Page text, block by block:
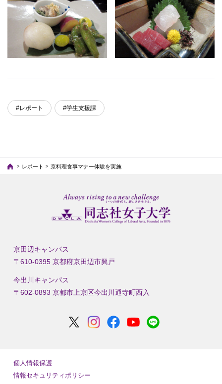
#レポート #学生支援課
レポート 京料理食事マナー体験を実施
京田辺キャンパス
〒610-0395 京都府京田辺市興戸
今出川キャンパス
〒602-0893 京都市上京区今出川通寺町西入
個人情報保護
情報セキュリティポリシー